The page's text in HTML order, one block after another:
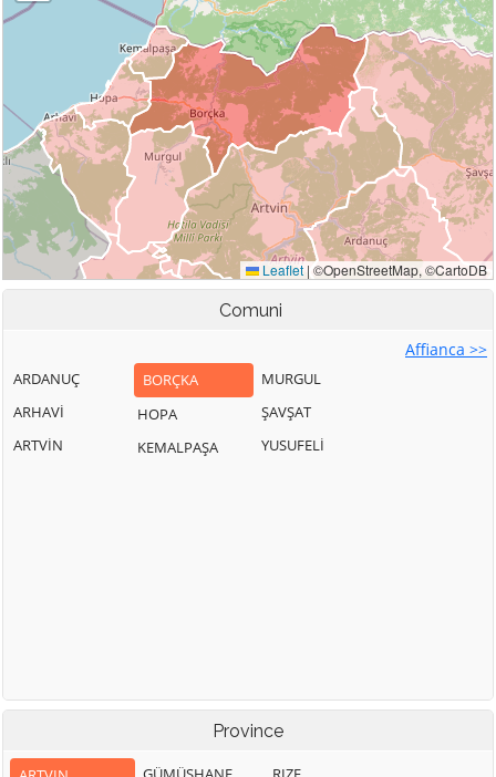
Comuni
Affianca >>
ARDANUÇ
ARHAVİ
ARTVİN
BORÇKA
HOPA
KEMALPAŞA
MURGUL
ŞAVŞAT
YUSUFELİ
Province